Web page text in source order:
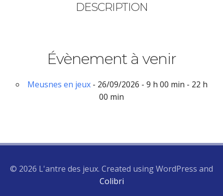
DESCRIPTION
Évènement à venir
Meusnes en jeux- 26/09/2026 - 9 h 00 min - 22 h
00 min
© 2026 L'antre des jeux. Created using WordPress and
Colibri